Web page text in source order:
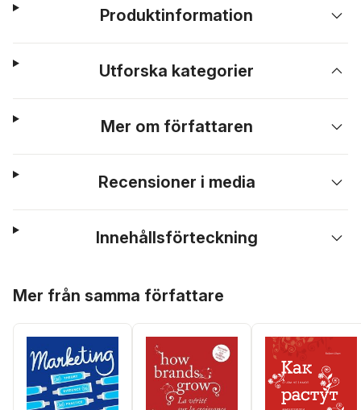
Produktinformation
Utforska kategorier
Mer om författaren
Recensioner i media
Innehållsförteckning
Mer från samma författare